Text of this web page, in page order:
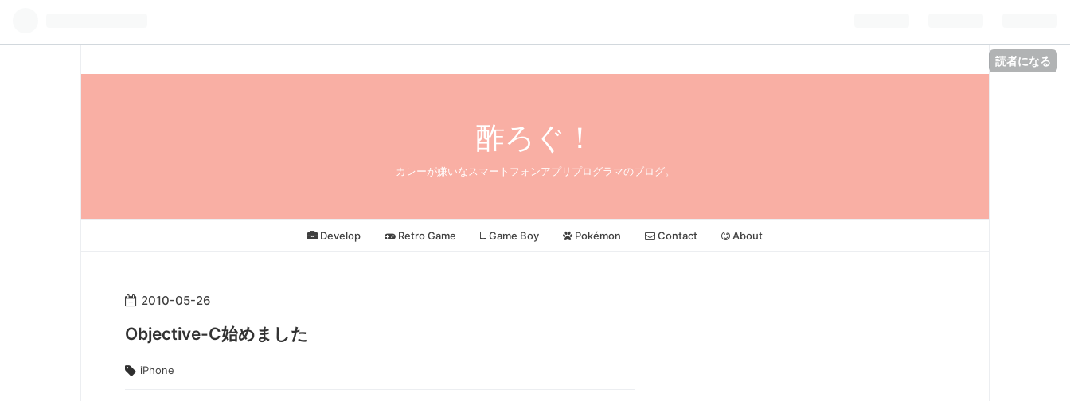
読者になる
酢ろぐ！
カレーが嫌いなスマートフォンアプリプログラマのブログ。
Develop Retro Game Game Boy Pokémon Contact About
2010-05-26
Objective-C始めました
iPhone